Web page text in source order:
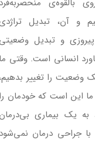
منحصربه‌فرد
تبدیل تراژدی
تبدیل وضعیتی
است. وقتی ما
را تغییر بدهیم،
که خودمان را
بی‌درمان
درمان نمی‌شود